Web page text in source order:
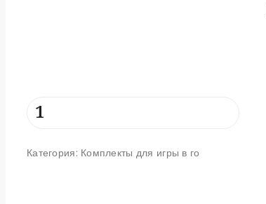
Количество
игры
Категория: Комплекты для игры в го